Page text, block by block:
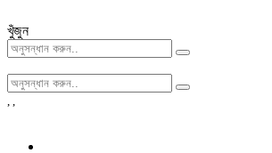
খুঁজুন
, ,